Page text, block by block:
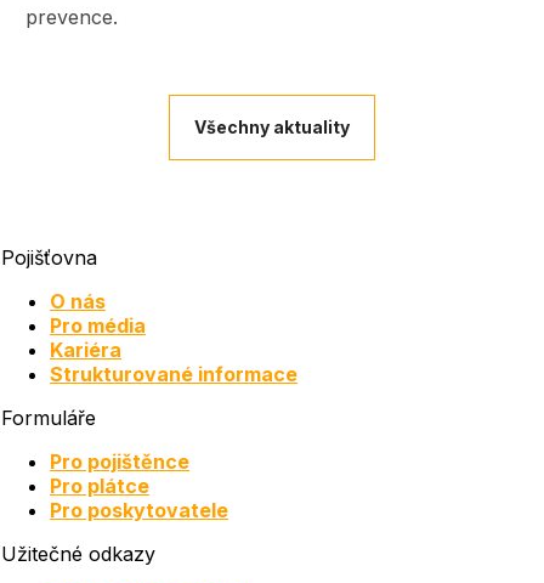
prevence.
Všechny aktuality
Pojišťovna
O nás
Pro média
Kariéra
Strukturované informace
Formuláře
Pro pojištěnce
Pro plátce
Pro poskytovatele
Užitečné odkazy